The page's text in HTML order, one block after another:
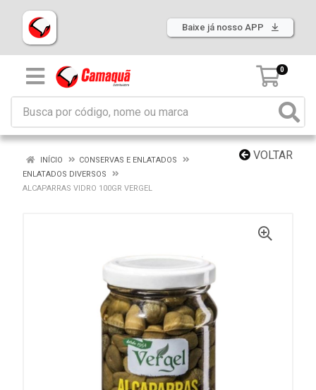
Baixe já nosso APP
0
VOLTAR
INÍCIO
CONSERVAS E ENLATADOS
ENLATADOS DIVERSOS
ALCAPARRAS VIDRO 100GR VERGEL